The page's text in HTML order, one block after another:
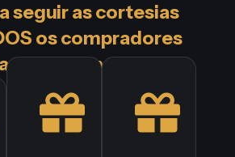
seguir as cortesias
os compradores
na promoção: